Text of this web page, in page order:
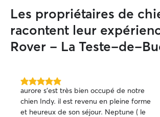
Les propriétaires de
racontent leur
Rover - La Teste-de-
5.0 étoile(s)
sur
5
aurore s’est très bien occupé de notre
chien Indy. il est revenu en pleine forme
et heureux de son séjour. Neptune ( le